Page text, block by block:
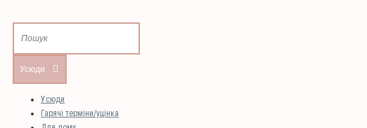
Усюди
Усюди
Гарячі терміни/уцінка